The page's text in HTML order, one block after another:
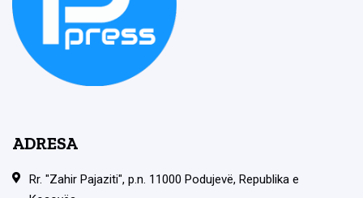
ADRESA
Rr. "Zahir Pajaziti", p.n. 11000 Podujevë, Republika e